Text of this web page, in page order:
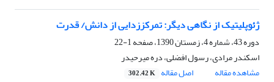
ژئوپلیتیک از نگاهی دیگر: تمرکززدایی از دانش/ قدرت
دوره 43، شماره 4، زمستان 1390، صفحه
1-22
اسکندر مرادی، رسول افضلی، دره میرحیدر
مشاهده مقاله
اصل مقاله 302.42 K